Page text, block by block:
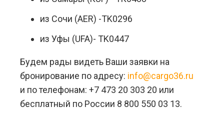
из Сочи (AER) -TK0296
из Уфы (UFA)- TK0447
Будем рады видеть Ваши заявки на
бронирование по адресу: info@cargo36.ru
и по телефонам: +7 473 20 303 20 или
бесплатный по России 8 800 550 03 13.